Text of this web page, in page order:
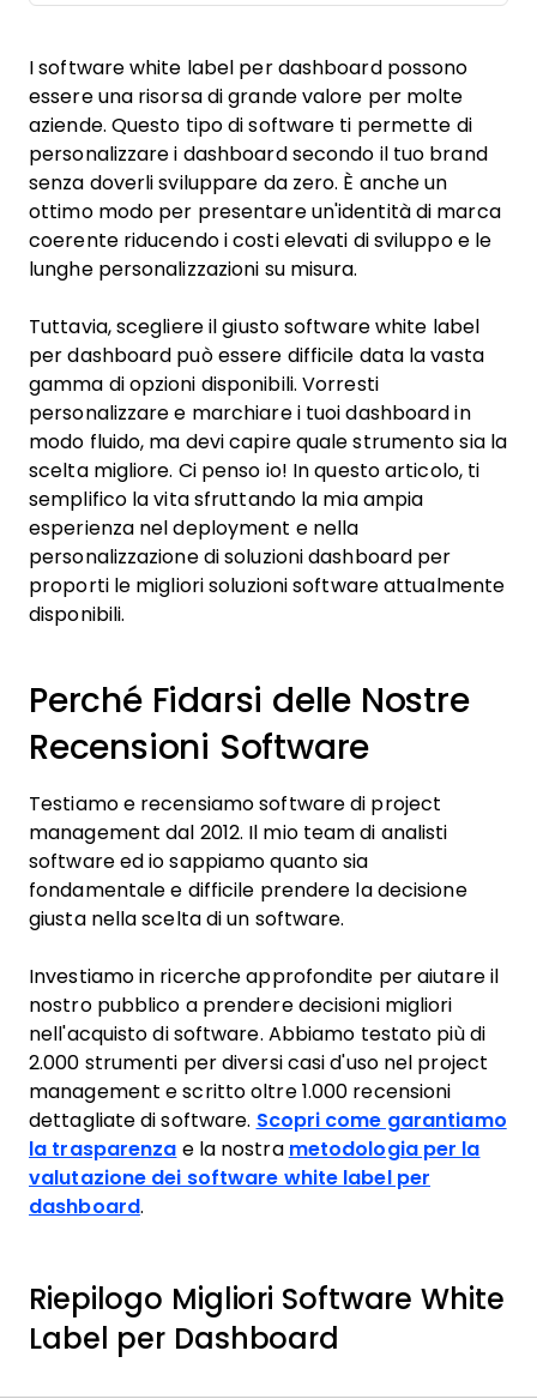
I software white label per dashboard possono
essere una risorsa di grande valore per molte
aziende. Questo tipo di software ti permette di
personalizzare i dashboard secondo il tuo brand
senza doverli sviluppare da zero. È anche un
ottimo modo per presentare un'identità di marca
coerente riducendo i costi elevati di sviluppo e le
lunghe personalizzazioni su misura.
Tuttavia, scegliere il giusto software white label
per dashboard può essere difficile data la vasta
gamma di opzioni disponibili. Vorresti
personalizzare e marchiare i tuoi dashboard in
modo fluido, ma devi capire quale strumento sia la
scelta migliore. Ci penso io! In questo articolo, ti
semplifico la vita sfruttando la mia ampia
esperienza nel deployment e nella
personalizzazione di soluzioni dashboard per
proporti le migliori soluzioni software attualmente
disponibili.
Perché Fidarsi delle Nostre
Recensioni Software
Testiamo e recensiamo software di project
management dal 2012. Il mio team di analisti
software ed io sappiamo quanto sia
fondamentale e difficile prendere la decisione
giusta nella scelta di un software.
Investiamo in ricerche approfondite per aiutare il
nostro pubblico a prendere decisioni migliori
nell'acquisto di software. Abbiamo testato più di
2.000 strumenti per diversi casi d'uso nel project
management e scritto oltre 1.000 recensioni
dettagliate di software. Scopri come garantiamo
la trasparenza e la nostra metodologia per la
valutazione dei software white label per
dashboard.
Riepilogo Migliori Software White
Label per Dashboard